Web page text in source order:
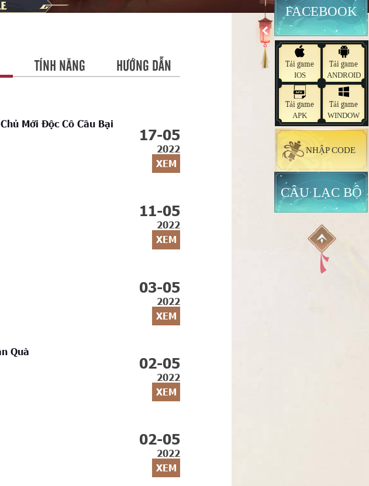
TÍNH NĂNG HƯỚNG DẪN
Mới Độc Cô Cầu Bại
17-05
2022
XEM
11-05
2022
XEM
03-05
2022
XEM
Quà
02-05
2022
XEM
02-05
2022
XEM
FACEBOOK
Tải game
IOS
Tải game
ANDROID
Tải game
APK
Tải game
WINDOW
NHẬP CODE
CÂU LẠC BỘ